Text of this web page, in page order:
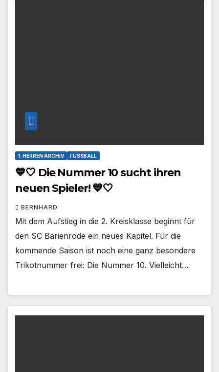
1. HERREN ARCHIV FUSSBALL
💙🤍 Die Nummer 10 sucht ihren
neuen Spieler! 💙🤍
BERNHARD
Mit dem Aufstieg in die 2. Kreisklasse beginnt für
den SC Barienrode ein neues Kapitel. Für die
kommende Saison ist noch eine ganz besondere
Trikotnummer frei: Die Nummer 10. Vielleicht…